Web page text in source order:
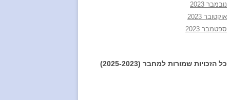
נובמבר 2023
אוקטובר 2023
ספטמבר 2023
כל הזכויות שמורות למחבר (2025-2023)